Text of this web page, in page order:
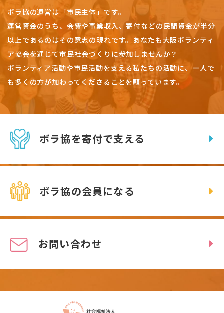
ボラ協の運営は「市民主体」です。
運営資金のうち、会費や事業収入、寄付などの民間資金が半分
以上であるのはその意志の現れです。 あなたも大阪ボランティ
ア協会を通じて市民社会づくりに参加しませんか？
ボランティア活動や市民活動を支える私たちの活動に、一人で
も多くの方が加わってくださることを願っています。
ボラ協を寄付で支える
ボラ協の会員になる
お問い合わせ